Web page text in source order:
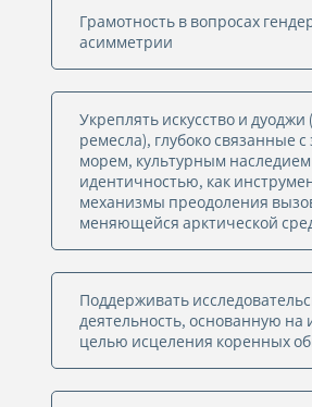
Грамотность в вопросах
асимметрии
Укреплять искусство и дуоджи
ремесла), глубоко связанные
морем, культурным
идентичностью, как
механизмы преодоления
меняющейся арктической
Поддерживать
деятельность, основанную на
целью исцеления коренных